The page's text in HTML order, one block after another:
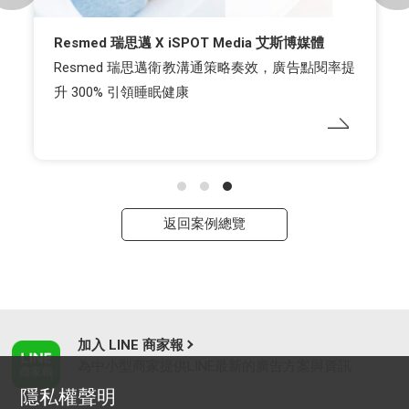
Resmed 瑞思邁 X iSPOT Media 艾斯博媒體
Resmed 瑞思邁衛教溝通策略奏效，廣告點閱率提
升 300% 引領睡眠健康
返回案例總覽
加入 LINE 商家報
隱私權聲明